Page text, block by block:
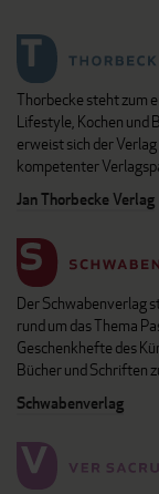
Thorbecke steht zum
Lifestyle, Kochen und
erweist sich der
kompetenter
Jan Thorbecke Verlag
Der Schwabenverlag
rund um das Thema
Geschenkhefte des
Bücher und Schriften
Schwabenverlag